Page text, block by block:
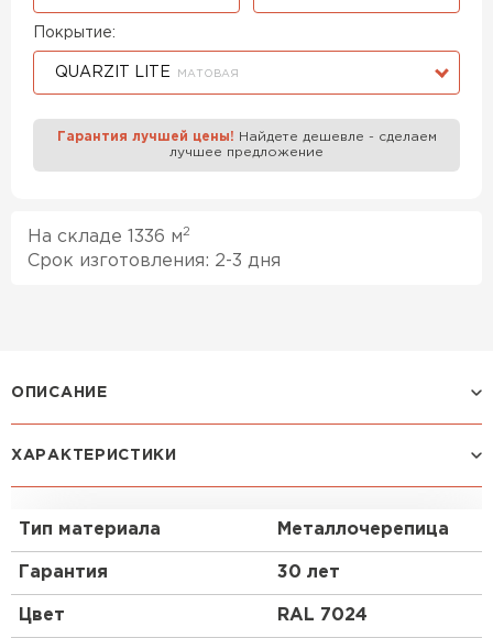
Покрытие:
QUARZIT LITE МАТОВАЯ
Гарантия лучшей цены! Найдете дешевле - сделаем
лучшее предложение
На складе 1336 м 2
Срок изготовления: 2-3 дня
ОПИСАНИЕ
Металлочерепица Classic имеет
керамической черепицы.
станет отличным акцентом Вашего дома.
Красивый и гармоничный внешний вид, классика
линий позволяют металлочерепице Classic
ХАРАКТЕРИСТИКИ
Тип материала Металлочерепица
Гарантия 30 лет
Цвет RAL 7024
Профилированный лист